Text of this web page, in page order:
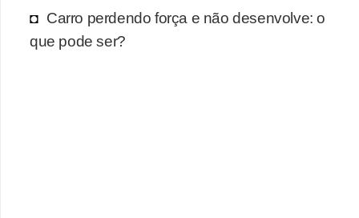
Carro perdendo força e não desenvolve: o
que pode ser?
D
i